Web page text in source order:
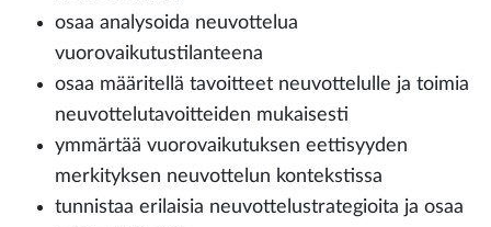
osaa analysoida neuvottelua
vuorovaikutustilanteena
osaa määritellä tavoitteet neuvottelulle ja toimia
neuvottelutavoitteiden mukaisesti
ymmärtää vuorovaikutuksen eettisyyden
merkityksen neuvottelun kontekstissa
tunnistaa erilaisia neuvottelustrategioita ja osaa